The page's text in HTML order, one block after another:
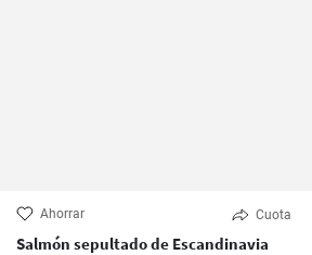
Ahorrar Cuota
Salmón sepultado de Escandinavia